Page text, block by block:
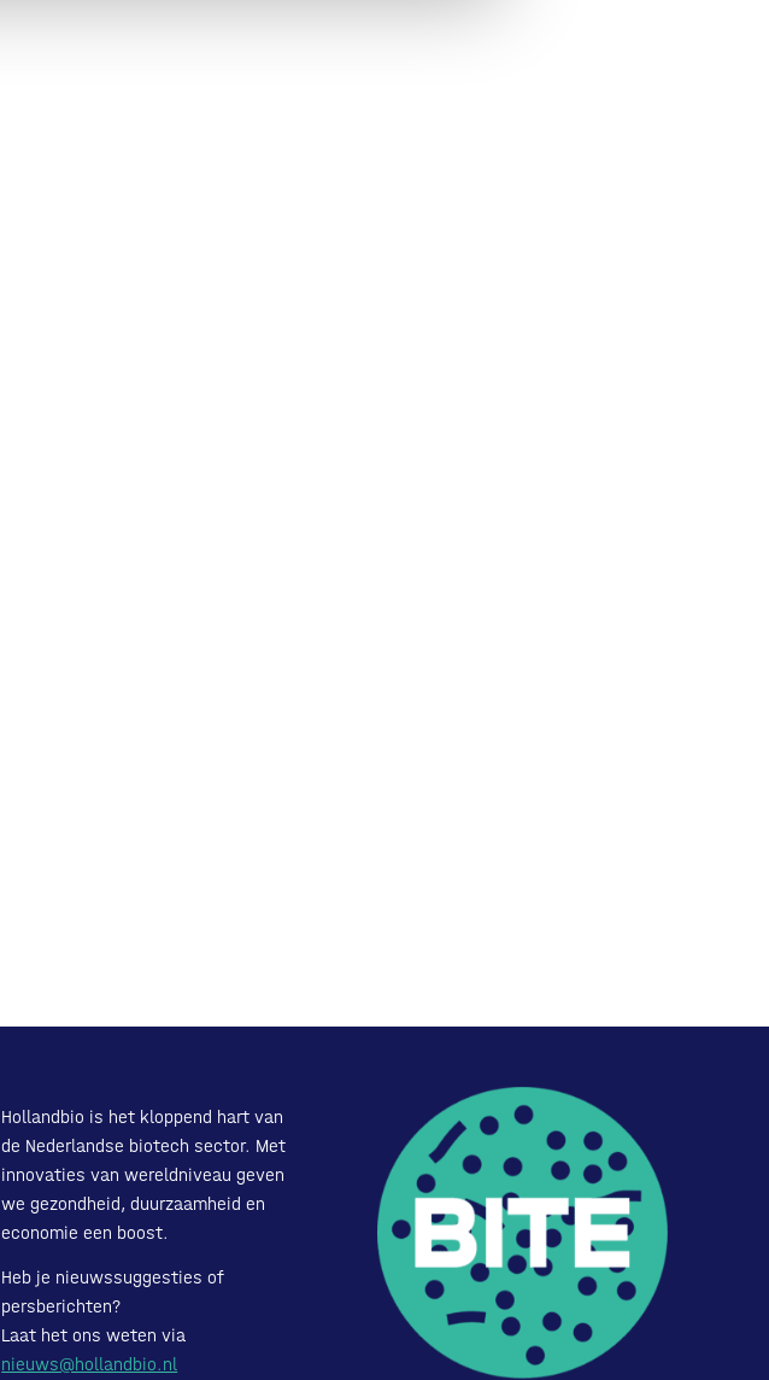
Hollandbio is het kloppend hart van
de Nederlandse biotech sector. Met
innovaties van wereldniveau geven
we gezondheid, duurzaamheid en
economie een boost.
Heb je nieuwssuggesties of
persberichten?
Laat het ons weten via
nieuws@hollandbio.nl